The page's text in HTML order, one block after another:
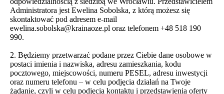
Administratora jest Ewelina Sobolska, z którą możesz się
skontaktować pod adresem e-mail
ewelina.sobolska@krainaoze.pl oraz telefonem +48 518 190
990.
2. Będziemy przetwarzać podane przez Ciebie dane osobowe w
postaci imienia i nazwiska, adresu zamieszkania, kodu
pocztowego, miejscowości, numeru PESEL, adresu inwestycji
oraz numeru telefonu – w celu podjęcia działań na Twoje
żądanie, czyli w celu podjęcia kontaktu i przedstawienia oferty